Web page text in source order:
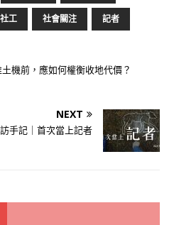
社工 社會關注 記者
機前，應如何權衡收地代價？
NEXT
手記｜首次當上記者